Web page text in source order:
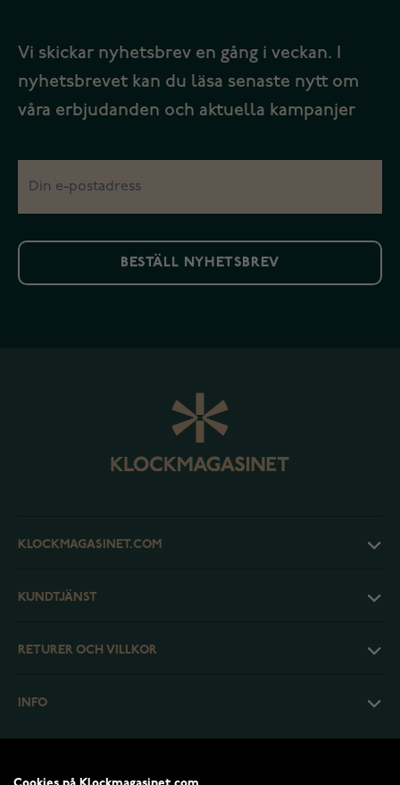
Vi skickar nyhetsbrev en gång i veckan. I
nyhetsbrevet kan du läsa senaste nytt om
våra erbjudanden och aktuella kampanjer
BESTÄLL NYHETSBREV
KLOCKMAGASINET.COM
KUNDTJÄNST
RETURER OCH VILLKOR
INFO